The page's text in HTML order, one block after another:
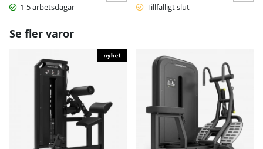
1-5 arbetsdagar
Tillfälligt slut
Se fler varor